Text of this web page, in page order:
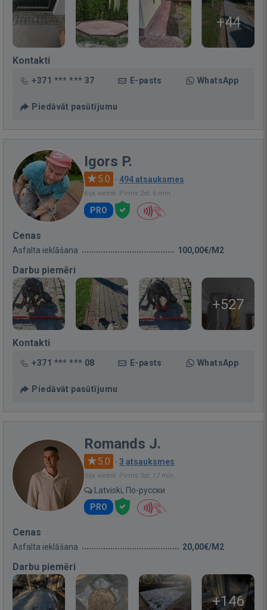
+44
Kontakti
+371 *** *** 37 E-pasts WhatsApp
Piedāvāt pasūtījumu
Igors P.
5.0 · 494 atsauksmes
Bija vietnē: Pirms 2st. 6 min.
PRO
Cenas
Asfalta ieklāšana 100,00€/M2
Darbu piemēri
+527
Kontakti
+371 *** *** 08 E-pasts WhatsApp
Piedāvāt pasūtījumu
Romands J.
5.0 · 3 atsauksmes
Bija vietnē: Pirms 3st. 17 min.
Latviski, По-русски
PRO
Cenas
Asfalta ieklāšana 20,00€/M2
Darbu piemēri
+146